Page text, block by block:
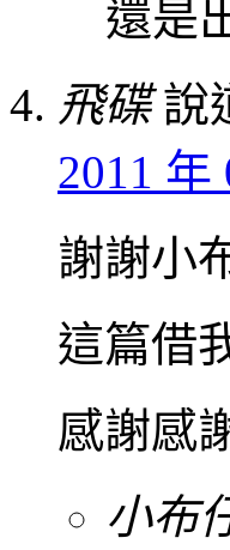
還是
飛碟 說
2011 年
謝謝小
這篇借
感謝感
小布